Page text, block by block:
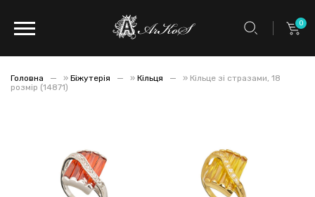
0
Головна » Біжутерія » Кільця » Кільце зі стразами, 18
розмір (14871)